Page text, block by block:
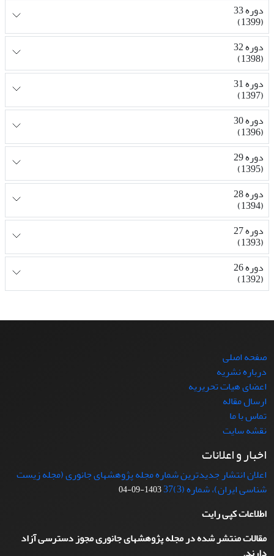
دوره 33
(1399)
دوره 32
(1398)
دوره 31
(1397)
دوره 30
(1396)
دوره 29
(1395)
دوره 28
(1394)
دوره 27
(1393)
دوره 26
(1392)
صفحه اصلی
درباره نشریه
اعضای هیات تحریریه
ارسال مقاله
تماس با ما
نقشه سایت
اخبار و اعلانات
اعلان انتشار جدیدترین شماره مجله پژوهشهای جانوری (مجله زیست
شناسی ایران)، شماره (3)37
1403-09-04
اطلاعات کپی رایت
مقالات منتشر شده در مجله پژوهشهای جانوری مجوز دسترسی آزاد